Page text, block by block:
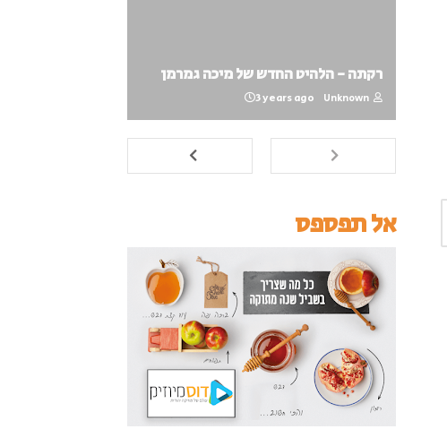
רקתה - הלהיט החדש של מיכה גמרמן
Unknown
3 years ago
אל תפספס